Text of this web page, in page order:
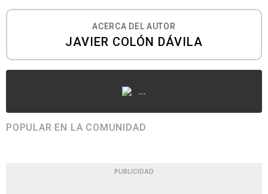
ACERCA DEL AUTOR
JAVIER COLÓN DÁVILA
...
POPULAR EN LA COMUNIDAD
PUBLICIDAD